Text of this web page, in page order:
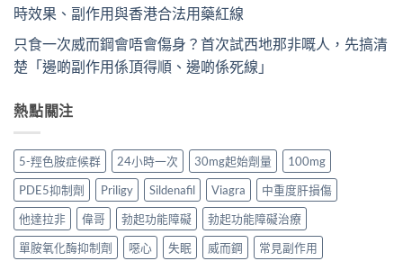
時效果、副作用與香港合法用藥紅線
只食一次威而鋼會唔會傷身？首次試西地那非嘅人，先搞清
楚「邊啲副作用係頂得順、邊啲係死線」
熱點關注
5-羥色胺症候群 24小時一次 30mg起始劑量
100mg
PDE5抑制劑
Priligy Sildenafil Viagra
中重度肝損傷
他達拉非
偉哥 勃起功能障礙
勃起功能障礙治療
單胺氧化酶抑制劑
噁心 失眠 威而鋼 常見副作用